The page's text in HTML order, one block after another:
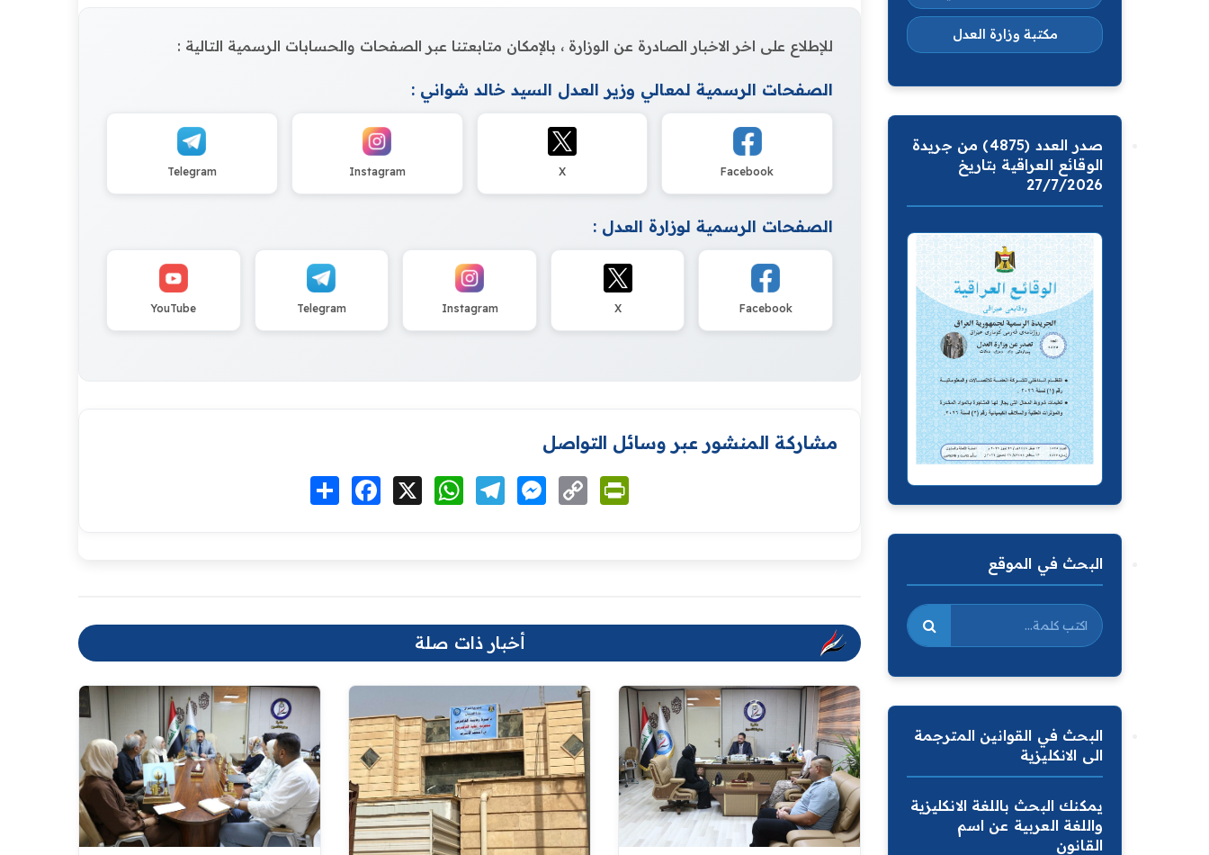
للإطلاع على اخر الاخبار الصادرة عن الوزارة ، بالإمكان متابعتنا عبر الصفحات والحسابات الرسمية التالية :
الصفحات الرسمية لمعالي وزير العدل السيد خالد شواني :
Facebook
X
Instagram
Telegram
الصفحات الرسمية لوزارة العدل :
Facebook
X
Instagram
Telegram
YouTube
مشاركة المنشور عبر وسائل التواصل
انشر Facebook WhatsAppTelegramMessenger
Copy
Link
أخبار ذات صلة
مكتبة وزارة العدل
صدر العدد (4875) من جريدة
الوقائع العراقية بتاريخ
27/7/2026
البحث في الموقع
البحث في القوانين المترجمة
الى الانكليزية
يمكنك البحث باللغة الانكليزية
واللغة العربية عن اسم
القانون